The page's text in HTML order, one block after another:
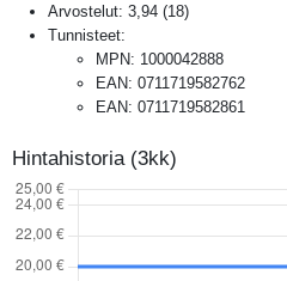
Arvostelut: 3,94 (18)
Tunnisteet:
MPN: 1000042888
EAN: 0711719582762
EAN: 0711719582861
Hintahistoria (3kk)